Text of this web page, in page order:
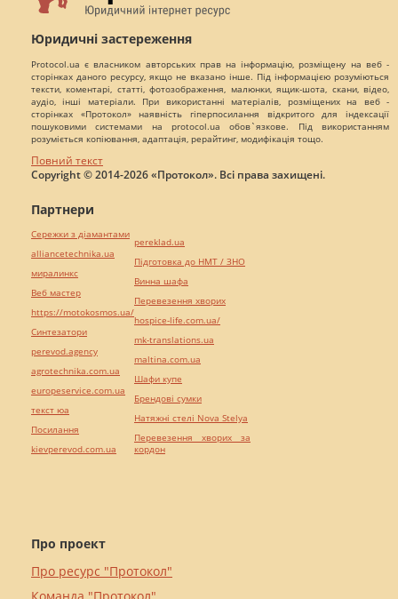
Юридичні застереження
Protocol.ua є власником авторських прав на інформацію, розміщену на веб -
сторінках даного ресурсу, якщо не вказано інше. Під інформацією розуміються
тексти, коментарі, статті, фотозображення, малюнки, ящик-шота, скани, відео,
аудіо, інші матеріали. При використанні матеріалів, розміщених на веб -
сторінках «Протокол» наявність гіперпосилання відкритого для індексації
пошуковими системами на protocol.ua обов`язкове. Під використанням
розуміється копіювання, адаптація, рерайтинг, модифікація тощо.
Повний текст
Copyright © 2014-2026 «Протокол». Всі права захищені.
Про проект
Про ресурс "Протокол"
Партнери
Сережки з діамантами
alliancetechnika.ua
миралинкс
Веб мастер
https://motokosmos.ua/
Синтезатори
perevod.agency
agrotechnika.com.ua
europeservice.com.ua
текст юа
Посилання
kievperevod.com.ua
pereklad.ua
Підготовка до НМТ / ЗНО
Винна шафа
Перевезення хворих
hospice-life.com.ua/
mk-translations.ua
maltina.com.ua
Шафи купе
Брендові сумки
Натяжні стелі Nova Stelya
Перевезення хворих за
кордон